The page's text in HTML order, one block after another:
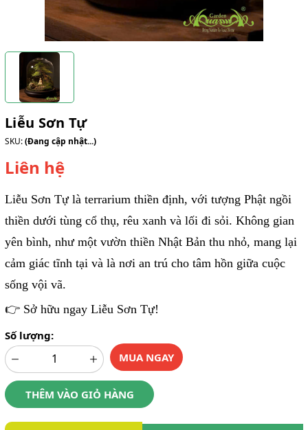
Liễu Sơn Tự
SKU:(Đang cập nhật...)
Liên hệ
Liễu Sơn Tự là terrarium thiền định, với tượng Phật ngồi
thiền dưới tùng cổ thụ, rêu xanh và lối đi sỏi. Không gian
yên bình, như một vườn thiền Nhật Bản thu nhỏ, mang lại
cảm giác tĩnh tại và là nơi an trú cho tâm hồn giữa cuộc
sống vội vã.
👉 Sở hữu ngay Liễu Sơn Tự!
Số lượng:
MUA NGAY
THÊM VÀO GIỎ HÀNG